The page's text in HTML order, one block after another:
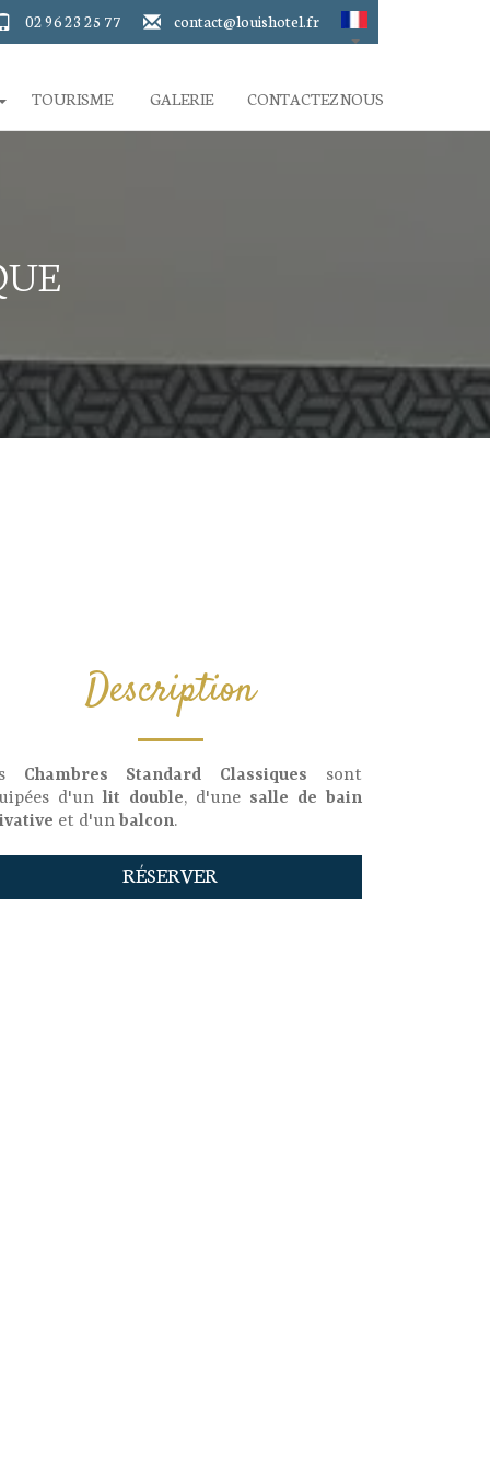
02 96 23 25 77 contact@louishotel.fr
TOURISME GALERIE CONTACTEZ NOUS
Description
Chambres Standard Classiques sont
d'unlit double, d'une salle de bain
et d'un balcon.
RÉSERVER